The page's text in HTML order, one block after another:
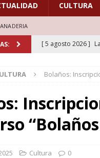
CULTURA
[ 5 agosto 2026 ]
[ 5 agosto 2026 ]
marcada por la
[ 4 agosto 2026 ]
30 años de
Bolaños:
Cultura 0